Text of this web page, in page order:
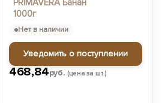
PRIMAVERA Банан
1000г
468,84руб. (цена за шт.)
Нет в наличии
Уведомить о поступлении